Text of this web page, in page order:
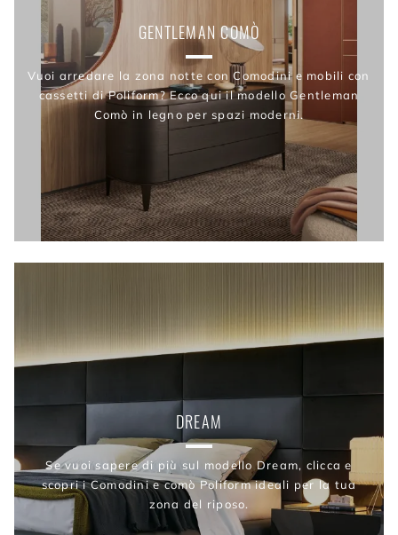
GENTLEMAN COMÒ
Vuoi arredare la zona notte con Comodini e mobili con
cassetti di Poliform? Ecco qui il modello Gentleman
Comò in legno per spazi moderni.
DREAM
Se vuoi sapere di più sul modello Dream, clicca e
scopri i Comodini e comò Poliform ideali per la tua
zona del riposo.